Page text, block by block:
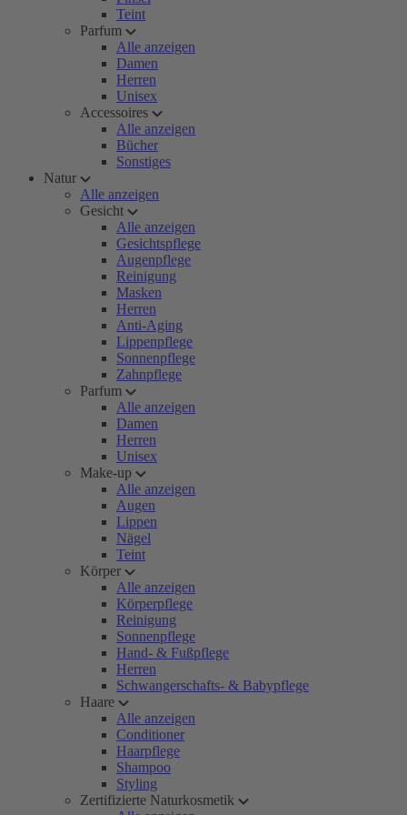
Teint
Parfum
Alle anzeigen
Damen
Herren
Unisex
Accessoires
Alle anzeigen
Bücher
Sonstiges
Natur
Alle anzeigen
Gesicht
Alle anzeigen
Gesichtspflege
Augenpflege
Reinigung
Masken
Herren
Anti-Aging
Lippenpflege
Sonnenpflege
Zahnpflege
Parfum
Alle anzeigen
Damen
Herren
Unisex
Make-up
Alle anzeigen
Augen
Lippen
Nägel
Teint
Körper
Alle anzeigen
Körperpflege
Reinigung
Sonnenpflege
Hand- & Fußpflege
Herren
Schwangerschafts- & Babypflege
Haare
Alle anzeigen
Conditioner
Haarpflege
Shampoo
Styling
Zertifizierte Naturkosmetik